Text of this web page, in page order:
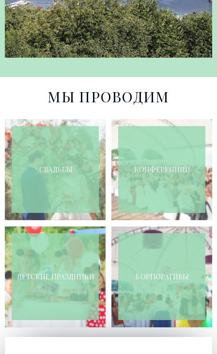
МЫ ПРОВОДИМ
СВАДЬБЫ КОНФЕРЕНЦИИ
ДЕТСКИЕ ПРАЗДНИКИ КОРПОРАТИВЫ